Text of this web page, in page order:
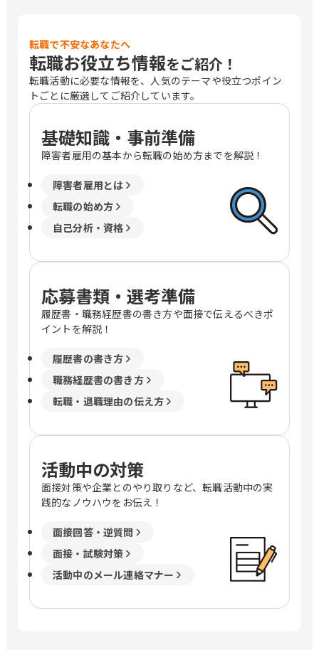
転職で不安なあなたへ
転職お役立ち情報をご紹介！
転職活動に必要な情報を、人気のテーマや役立つポイン
トごとに厳選してご紹介しています。
基礎知識・事前準備
障害者雇用の基本から転職の始め方までを解説！
障害者雇用とは
転職の始め方
自己分析・資格
応募書類・選考準備
履歴書・職務経歴書の書き方や面接で伝えるべきポ
イントを解説！
履歴書の書き方
職務経歴書の書き方
転職・退職理由の伝え方
活動中の対策
面接対策や企業とのやり取りなど、転職活動中の実
践的なノウハウをお伝え！
面接回答・逆質問
面接・試験対策
活動中のメール連絡マナー